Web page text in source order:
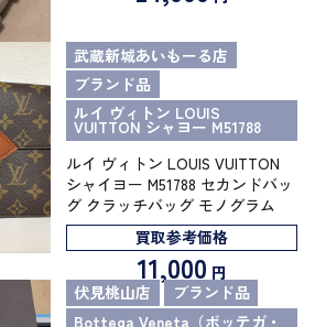
武蔵新城あいもーる店
ブランド品
ルイ ヴィトン LOUIS
VUITTON シャヨー M51788
ルイ ヴィトン LOUIS VUITTON
シャイヨー M51788 セカンドバッ
グ クラッチバッグ モノグラム
買取参考価格
11,000 円
伏見桃山店
ブランド品
Bottega Veneta（ボッテガ・